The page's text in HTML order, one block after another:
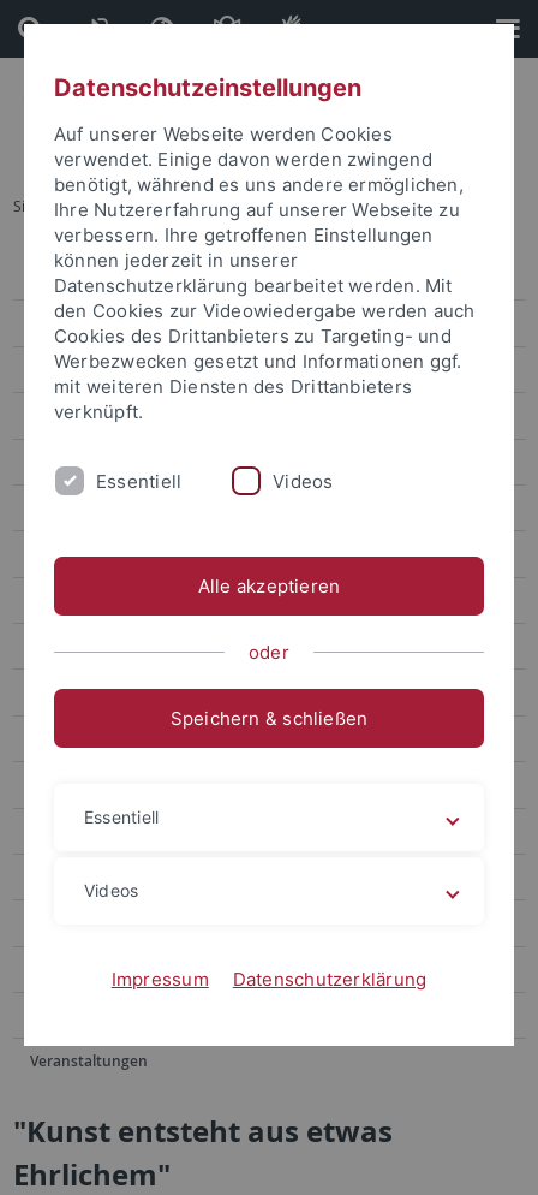
Direkt
zum
Inhalt
Direkt
zur
Fußleiste
Sie sind hier: Startseite ... "Kunst entsteht aus etwas Ehrlichem"
Pressemitteilungen
attempto online
Newsletter Uni Tübingen aktuell
Forschungsmagazin Attempto
"Kunst entsteht aus etwas Ehrlichem"
Ökokrise in der Bronzezeit
Messbare Entspannung
Hören oder Lesen: Welchem Sinn sollten wir vertrauen?
Publikationen
Veranstaltungen
"Kunst entsteht aus etwas
Ehrlichem"
Datenschutzeinstellungen
Auf unserer Webseite werden Cookies
verwendet. Einige davon werden zwingend
benötigt, während es uns andere ermöglichen,
Ihre Nutzererfahrung auf unserer Webseite zu
verbessern. Ihre getroffenen Einstellungen
können jederzeit in unserer
Datenschutzerklärung bearbeitet werden. Mit
den Cookies zur Videowiedergabe werden auch
Cookies des Drittanbieters zu Targeting- und
Werbezwecken gesetzt und Informationen ggf.
mit weiteren Diensten des Drittanbieters
verknüpft.
Essentiell Videos
Alle akzeptieren
oder
Speichern & schließen
Essentiell
Videos
Impressum Datenschutzerklärung